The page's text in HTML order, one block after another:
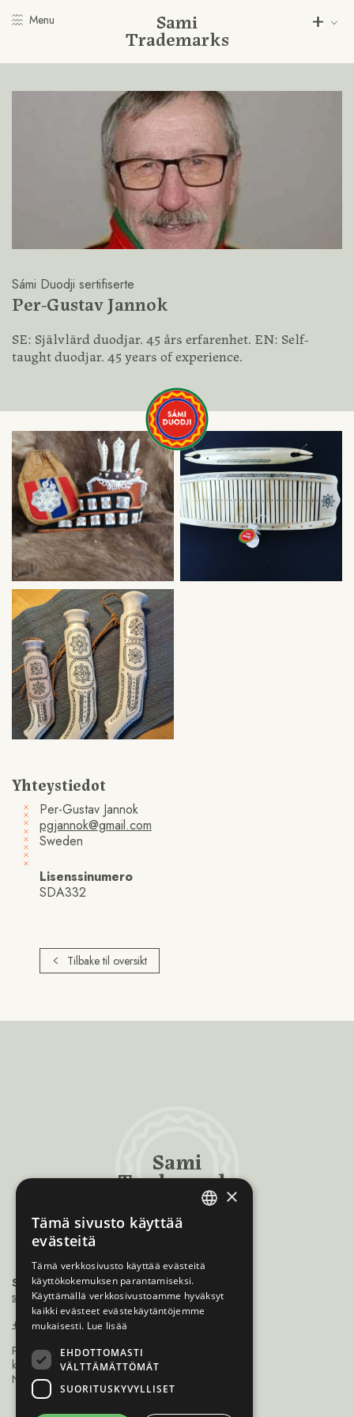
Menu Sami
Trademarks
Sámi Duodji sertifiserte
Per-Gustav Jannok
SE: Självlärd duodjar. 45 års erfarenhet. EN: Self-
taught duodjar. 45 years of experience.
Yhteystiedot
Per-Gustav Jannok
pgjannok@gmail.com
Sweden
Lisenssinumero
SDA332
Tilbake til oversikt
Sami
Trademarks
Sámiráđđi
saamicouncil@saamicouncil.net
+47 950 25 926
Postboks 162 9735
kárášjohka / karasjok
Norge
FINNISH
SWEDISH
×
Tämä sivusto käyttää
evästeitä
Tämä verkkosivusto käyttää evästeitä
käyttökokemuksen parantamiseksi.
Käyttämällä verkkosivustoamme hyväksyt
kaikki evästeet evästekäytäntöjemme
mukaisesti. Lue lisää
EHDOTTOMASTI
VÄLTTÄMÄTTÖMÄT
SUORITUSKYVYLLISET